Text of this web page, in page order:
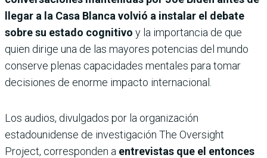
llegar a la Casa Blanca volvió a instalar el debate
sobre su estado cognitivo y la importancia de que
quien dirige una de las mayores potencias del mundo
conserve plenas capacidades mentales para tomar
decisiones de enorme impacto internacional.
Los audios, divulgados por la organización
estadounidense de investigación The Oversight
Project, corresponden a entrevistas que el entonces